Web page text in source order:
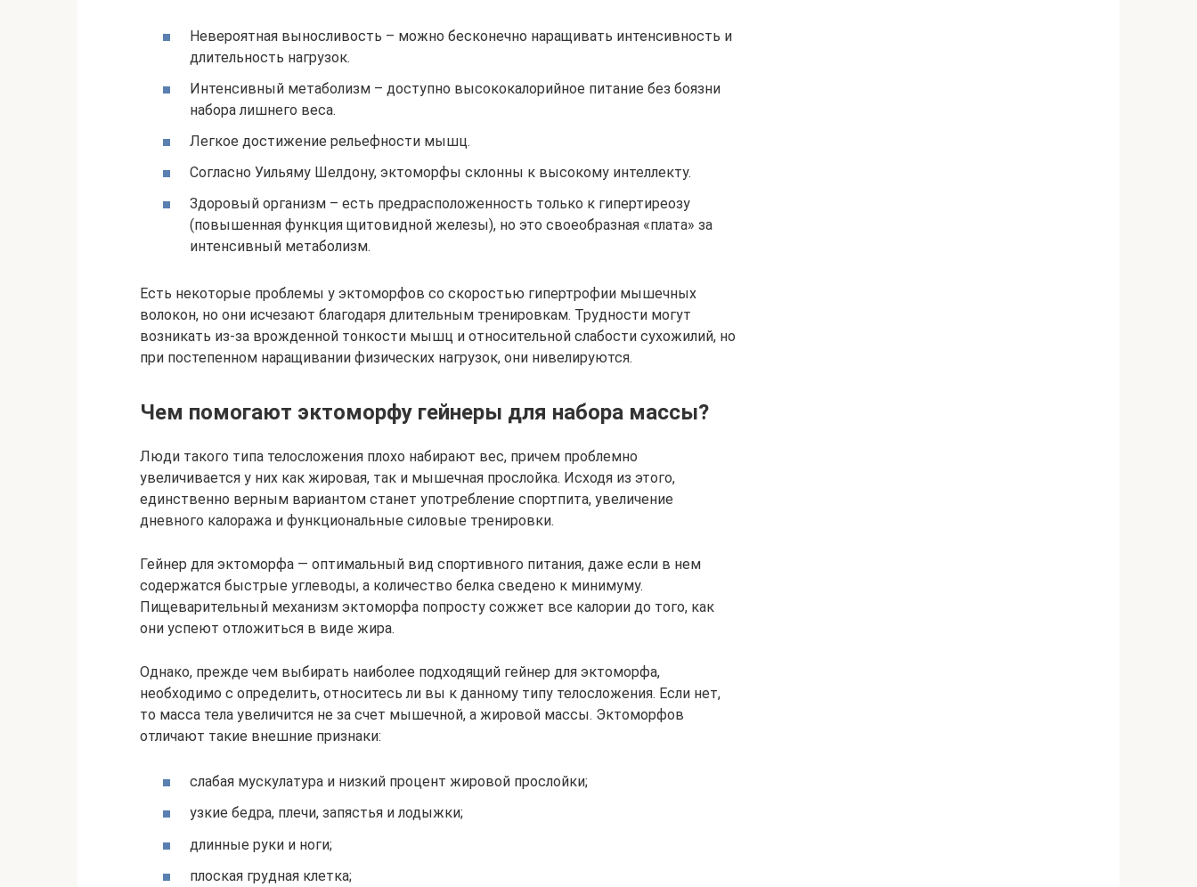
Невероятная выносливость – можно бесконечно наращивать интенсивность и
длительность нагрузок.
Интенсивный метаболизм – доступно высококалорийное питание без боязни
набора лишнего веса.
Легкое достижение рельефности мышц.
Согласно Уильяму Шелдону, эктоморфы склонны к высокому интеллекту.
Здоровый организм – есть предрасположенность только к гипертиреозу
(повышенная функция щитовидной железы), но это своеобразная «плата» за
интенсивный метаболизм.
Есть некоторые проблемы у эктоморфов со скоростью гипертрофии мышечных
волокон, но они исчезают благодаря длительным тренировкам. Трудности могут
возникать из-за врожденной тонкости мышц и относительной слабости сухожилий, но
при постепенном наращивании физических нагрузок, они нивелируются.
Чем помогают эктоморфу гейнеры для набора массы?
Люди такого типа телосложения плохо набирают вес, причем проблемно
увеличивается у них как жировая, так и мышечная прослойка. Исходя из этого,
единственно верным вариантом станет употребление спортпита, увеличение
дневного калоража и функциональные силовые тренировки.
Гейнер для эктоморфа — оптимальный вид спортивного питания, даже если в нем
содержатся быстрые углеводы, а количество белка сведено к минимуму.
Пищеварительный механизм эктоморфа попросту сожжет все калории до того, как
они успеют отложиться в виде жира.
Однако, прежде чем выбирать наиболее подходящий гейнер для эктоморфа,
необходимо с определить, относитесь ли вы к данному типу телосложения. Если нет,
то масса тела увеличится не за счет мышечной, а жировой массы. Эктоморфов
отличают такие внешние признаки:
слабая мускулатура и низкий процент жировой прослойки;
узкие бедра, плечи, запястья и лодыжки;
длинные руки и ноги;
плоская грудная клетка;